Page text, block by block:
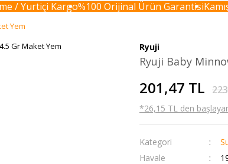
/ Yurtiçi Kargo%100 Orijinal Ürün Garantisi
Yem
Ryuji
Ryuji Baby
201,47 TL
*26,15 TL den
Kategori
Havale